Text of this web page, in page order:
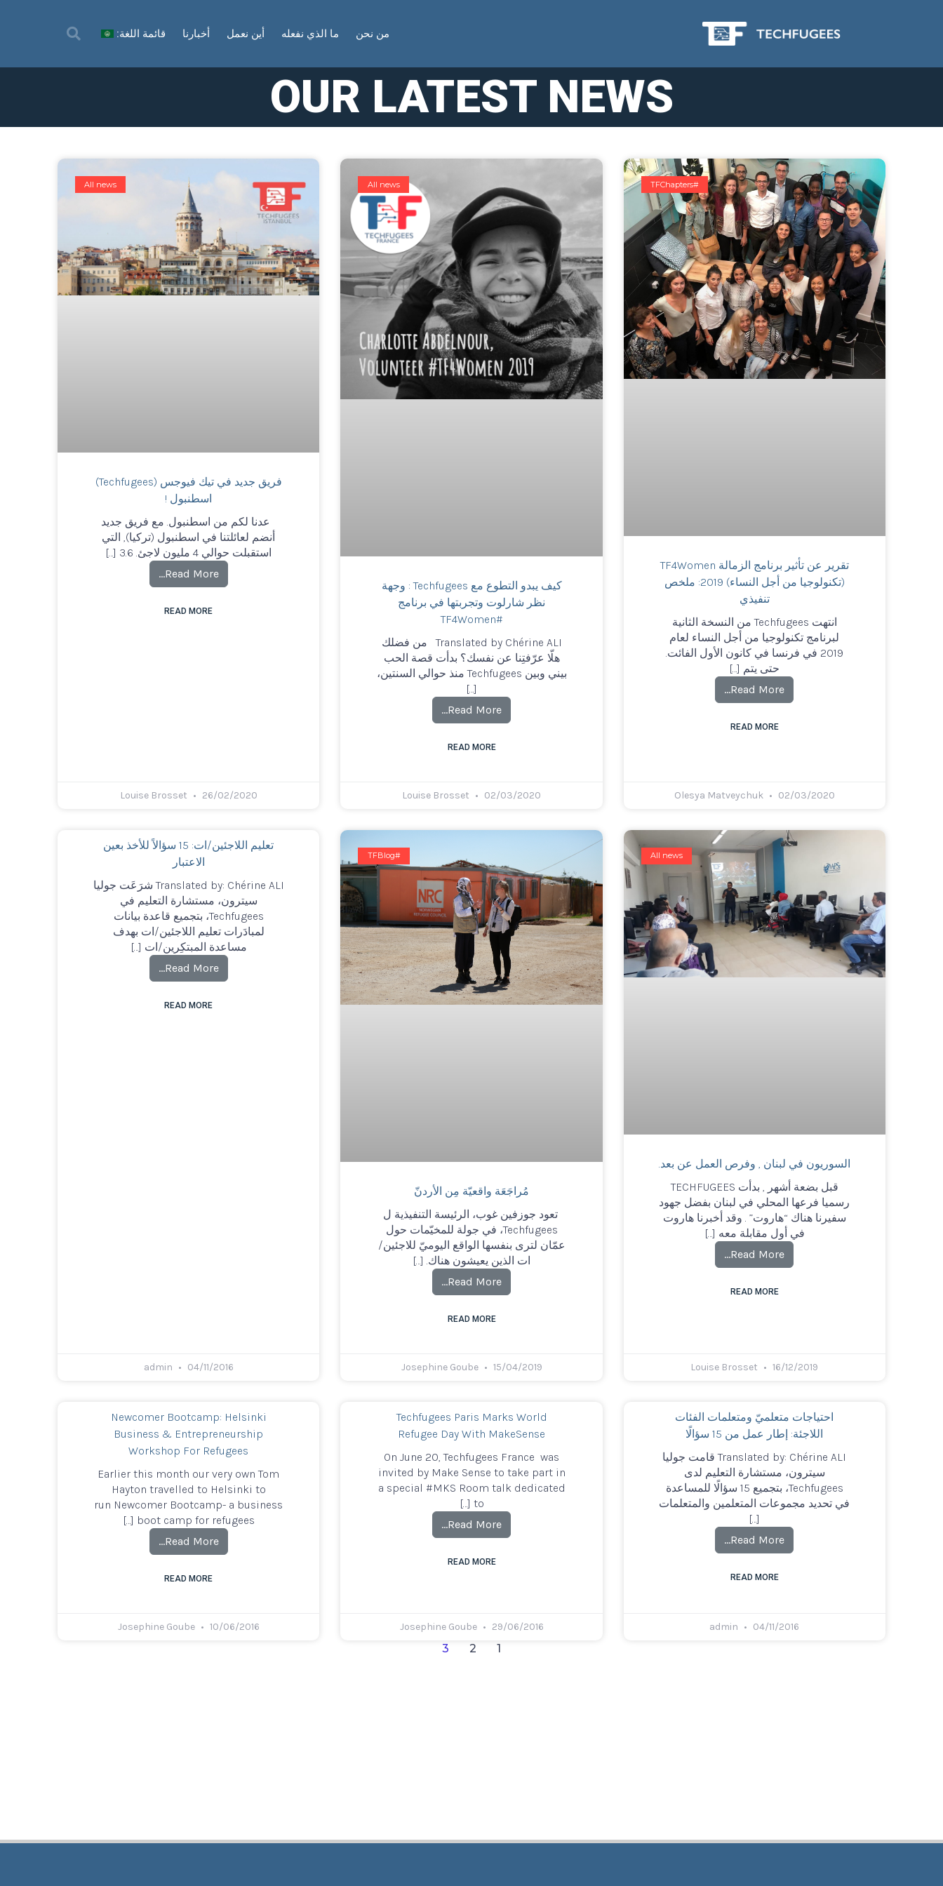
من نحن ما الذي نفعله أين نعمل أخبارنا قائمة اللغة:
OUR LATEST NEWS
#TFChapters
تقرير عن تأثير برنامج الزمالة TF4Women
(تكنولوجيا من أجل النساء) 2019: ملخص
تنفيذي
انتهت Techfugees من النسخة الثانية
لبرنامج تكنولوجيا من أجل النساء لعام
2019 في فرنسا في كانون الأول الفائت.
حتى يتم […]
Read More…
READ MORE
Olesya Matveychuk 02/03/2020
All news
كيف يبدو التطوع مع Techfugees : وجهة
نظر شارلوت وتجربتها في برنامج
#TF4Women
Translated by Chérine ALI من فضلك
هلّا عرّفتِنا عن نفسك؟ بدأت قصة الحب
بيني وبين Techfugees منذ حوالي السنتين،
[…]
Read More…
READ MORE
Louise Brosset 02/03/2020
All news
فريق جديد في تيك فيوجس (Techfugees)
اسطنبول !
عدنا لكم من اسطنبول. مع فريق جديد
أنضم لعائلتنا في اسطنبول (تركيا), التي
استقبلت حوالي 4 مليون لاجئ. 3.6 […]
Read More…
READ MORE
Louise Brosset 26/02/2020
All news
السوريون في لبنان , وفرص العمل عن بعد.
قبل بضعة أشهر , بدأت TECHFUGEES
رسميا فرعها المحلي في لبنان بفضل جهود
سفيرنا هناك “هاروت” . وقد أخبرنا هاروت
في أول مقابلة معه […]
Read More…
READ MORE
Louise Brosset 16/12/2019
#TFBlog
مُراجَعَة واقعيّة مِن الأردنّ
تعود جوزفين غوب، الرئيسة التنفيذية ل
Techfugees، في جولة للمخيّمات حول
عمّان لترى بنفسها الواقع اليوميّ للاجئين/
ات الذين يعيشون هناك. […]
Read More…
READ MORE
Josephine Goube 15/04/2019
تعليم اللاجئين/ات: 15 سؤالاً للأخذ بعين
الاعتبار
Translated by: Chérine ALI شرَعَت جوليا
سيترون، مستشارة التعليم في
Techfugees، بتجميع قاعدة بيانات
لمبادَرات تعليم اللاجئين/ات بهدف
مساعدة المبتكِرين/ات […]
Read More…
READ MORE
admin 04/11/2016
احتياجات متعلميّ ومتعلمات الفئات
اللاجئة: إطار عمل من 15 سؤالًا
Translated by: Chérine ALI قامت جوليا
سيترون، مستشارة التعليم لدى
Techfugees، بتجميع 15 سؤالًا للمساعدة
في تحديد مجموعات المتعلمين والمتعلمات
[…]
Read More…
READ MORE
admin 04/11/2016
Techfugees Paris Marks World
Refugee Day With MakeSense
On June 20, Techfugees France was
invited by Make Sense to take part in
a special #MKS Room talk dedicated
to […]
Read More…
READ MORE
Josephine Goube 29/06/2016
Newcomer Bootcamp: Helsinki
Business & Entrepreneurship
Workshop For Refugees
Earlier this month our very own Tom
Hayton travelled to Helsinki to
run Newcomer Bootcamp- a business
boot camp for refugees […]
Read More…
READ MORE
Josephine Goube 10/06/2016
1
2
3